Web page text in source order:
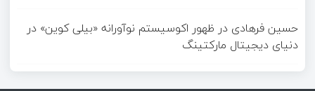
حسین فرهادی در ظهور اکوسیستم نوآورانه «بیلی کوین» در
دنیای دیجیتال مارکتینگ